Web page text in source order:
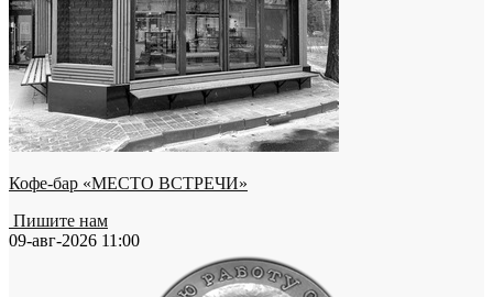
Кофе-бар «МЕСТО ВСТРЕЧИ»
Пишите нам
09-авг-2026 11:00